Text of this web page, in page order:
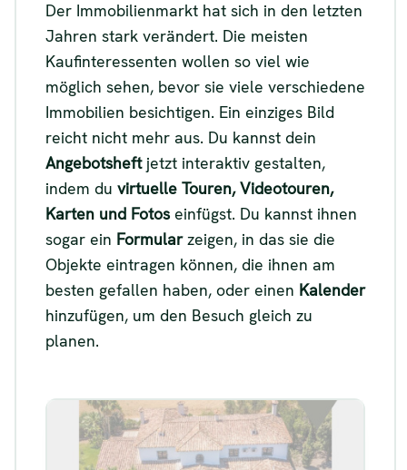
Der Immobilienmarkt hat sich in den letzten
Jahren stark verändert. Die meisten
Kaufinteressenten wollen so viel wie
möglich sehen, bevor sie viele verschiedene
Immobilien besichtigen. Ein einziges Bild
reicht nicht mehr aus. Du kannst dein
Angebotsheftjetzt interaktiv gestalten,
indem du virtuelle Touren, Videotouren,
Karten und Fotos einfügst. Du kannst ihnen
sogar ein Formularzeigen, in das sie die
Objekte eintragen können, die ihnen am
besten gefallen haben, oder einen Kalender
hinzufügen, um den Besuch gleich zu
planen.
Beispiel für eine